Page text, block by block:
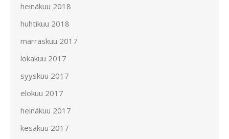
heinäkuu 2018
huhtikuu 2018
marraskuu 2017
lokakuu 2017
syyskuu 2017
elokuu 2017
heinäkuu 2017
kesäkuu 2017